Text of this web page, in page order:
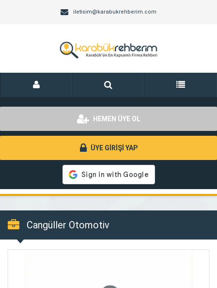
iletisim@karabukrehberim.com
HEMEN ÜYE OL
ÜYE GİRİŞİ YAP
Cangüller Otomotiv